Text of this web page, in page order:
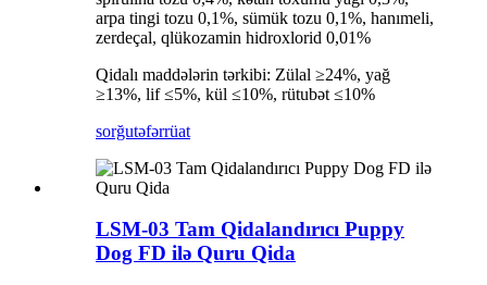
arpa tingi tozu 0,1%, sümük tozu 0,1%, hanımeli,
zerdeçal, qlükozamin hidroxlorid 0,01%
Qidalı maddələrin tərkibi: Zülal ≥24%, yağ
≥13%, lif ≤5%, kül ≤10%, rütubət ≤10%
sorğutəfərrüat
LSM-03 Tam Qidalandırıcı Puppy
Dog FD ilə Quru Qida